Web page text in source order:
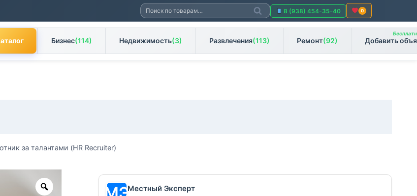
Искать:
Поиск
8 (938) 454-35-40 0
Бизнес(114) Недвижимость(3) Развлечения(113) Ремонт(92) Добавить
за талантами (HR Recruiter)
Zoom Местный Эксперт